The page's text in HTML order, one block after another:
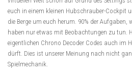
euch in einem kleinen Hubschrauber-Cockpit
die Berge um euch herum. 90% der Aufgaben,
haben nur etwas mit Beobachtungen zu tun.
eigentlichen Chrono Decoder Codes auch im
dürft. Dies ist unserer Meinung nach nicht
Spielmechanik.